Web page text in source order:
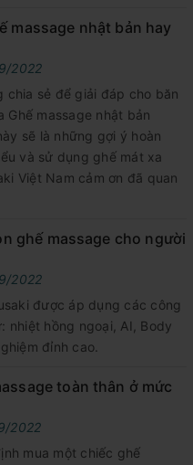
massage nhật bản hay
2022
chia sẻ để giải đáp cho băn
Ghế massage nhật bản
sẽ là những gợi ý hoàn
và sử dụng ghế mát xa
Việt Nam cảm ơn đã quan
ghế massage cho người
2022
được áp dụng các công
nhiệt hồng ngoại, AI, Body
đỉnh cao.
toàn thân ở mức
2022
mua một chiếc ghế